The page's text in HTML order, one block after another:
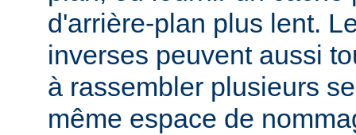
d'arrière-plan plus lent.
inverses peuvent aussi
à rassembler plusieurs
même espace de